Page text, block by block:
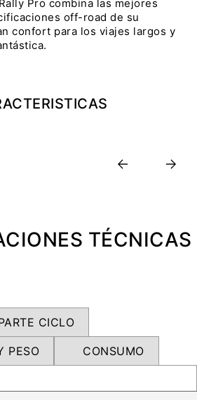
Pro combina las mejores
off-road de su
confort para los viajes largos y
Previous Next
TÉCNICAS
CICLO
PESO CONSUMO